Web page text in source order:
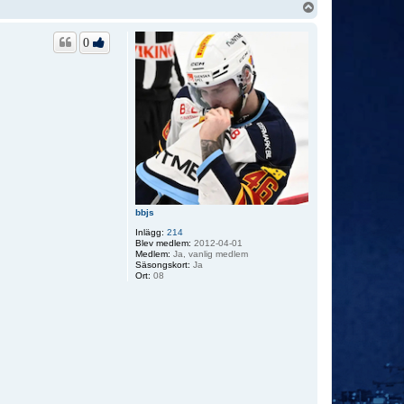
bbjs
Inlägg: 214
Blev medlem: 2012-04-01
Medlem: Ja, vanlig medlem
Säsongskort: Ja
Ort: 08
0